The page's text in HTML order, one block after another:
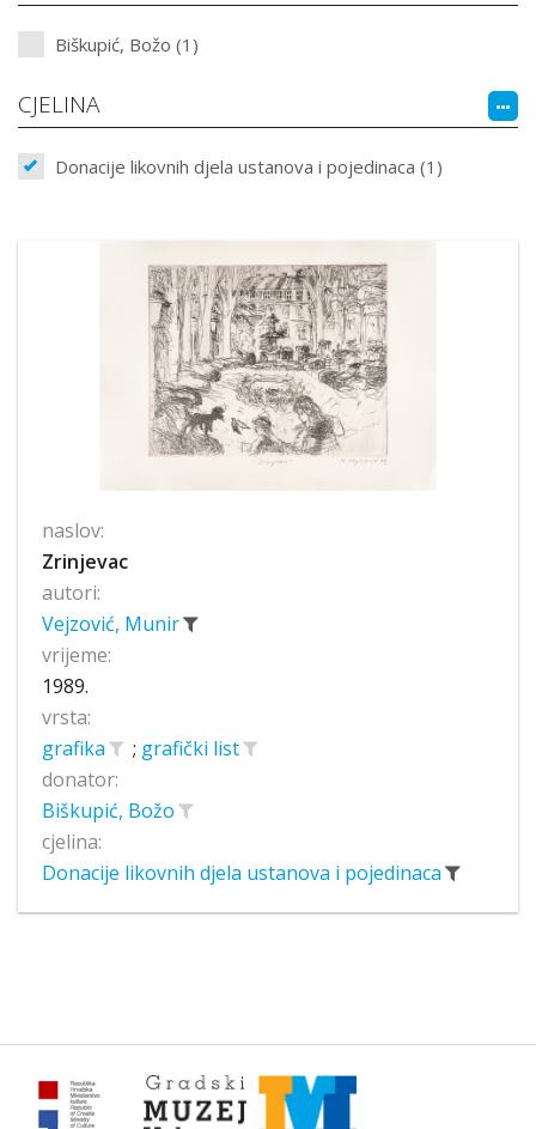
Biškupić, Božo (1)
CJELINA
Donacije likovnih djela ustanova i pojedinaca (1)
naslov:
Zrinjevac
autori:
Vejzović, Munir
vrijeme:
1989.
vrsta:
grafika
; grafički list
donator:
Biškupić, Božo
cjelina:
Donacije likovnih djela ustanova i pojedinaca